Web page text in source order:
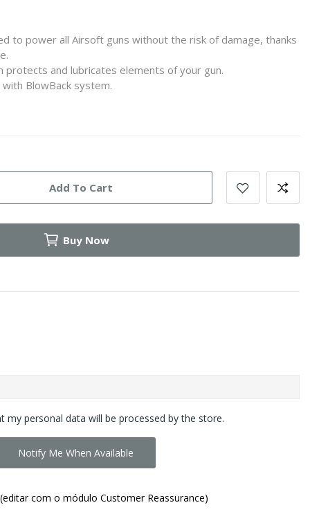
to power all Airsoft guns without the risk of damage, thanks
protects and lubricates elements of your gun.
BlowBack system.
Add To Cart
Buy Now
my personal data will be processed by the store.
Notify Me When Available
(editar com o módulo Customer Reassurance)